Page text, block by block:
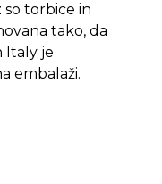
torbice in
tako, da
Italy je
embalaži.